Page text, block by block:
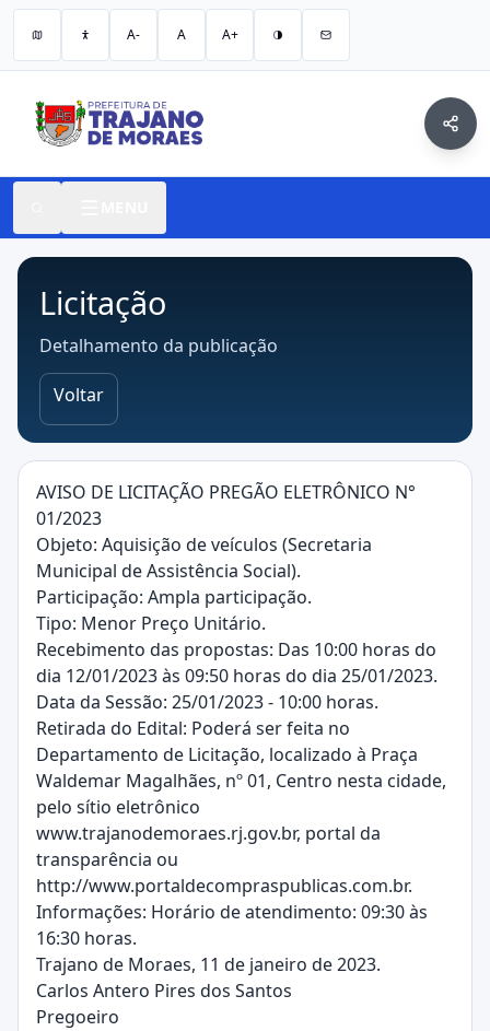
A- A A+
Licitação
Detalhamento da publicação
Voltar
AVISO DE LICITAÇÃO PREGÃO ELETRÔNICO N°
01/2023
Objeto: Aquisição de veículos (Secretaria
Municipal de Assistência Social).
Participação: Ampla participação.
Tipo: Menor Preço Unitário.
Recebimento das propostas: Das 10:00 horas do
dia 12/01/2023 às 09:50 horas do dia 25/01/2023.
Data da Sessão: 25/01/2023 - 10:00 horas.
Retirada do Edital: Poderá ser feita no
Departamento de Licitação, localizado à Praça
Waldemar Magalhães, nº 01, Centro nesta cidade,
pelo sítio eletrônico
www.trajanodemoraes.rj.gov.br, portal da
transparência ou
http://www.portaldecompraspublicas.com.br.
Informações: Horário de atendimento: 09:30 às
16:30 horas.
Trajano de Moraes, 11 de janeiro de 2023.
Carlos Antero Pires dos Santos
Pregoeiro